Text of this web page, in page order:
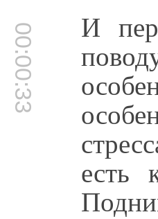
00:00:33 И
есть